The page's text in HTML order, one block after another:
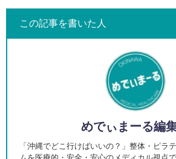
この記事を書いた人
めでぃまーる編
「沖縄でどこ行けばいいの？」整体・ピラ